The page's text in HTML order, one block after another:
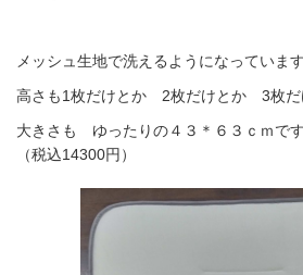
メッシュ生地で洗えるようになっています
高さも1枚だけとか 2枚だけとか 3枚だ
大きさも ゆったりの４３＊６３
（税込14300円）